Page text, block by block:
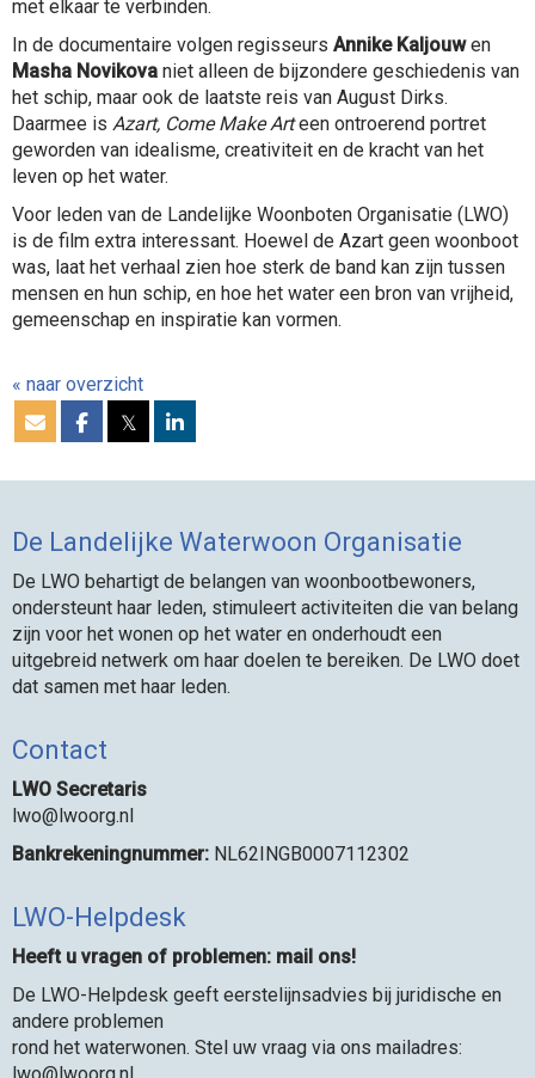
met elkaar te verbinden.
In de documentaire volgen regisseurs Annike Kaljouwen
Masha Novikova niet alleen de bijzondere geschiedenis van
het schip, maar ook de laatste reis van August Dirks.
Daarmee is Azart, Come Make Arteen ontroerend portret
geworden van idealisme, creativiteit en de kracht van het
leven op het water.
Voor leden van de Landelijke Woonboten Organisatie (LWO)
is de film extra interessant. Hoewel de Azart geen woonboot
was, laat het verhaal zien hoe sterk de band kan zijn tussen
mensen en hun schip, en hoe het water een bron van vrijheid,
gemeenschap en inspiratie kan vormen.
« naar overzicht
𝕏
De Landelijke Waterwoon Organisatie
De LWO behartigt de belangen van woonbootbewoners,
ondersteunt haar leden, stimuleert activiteiten die van belang
zijn voor het wonen op het water en onderhoudt een
uitgebreid netwerk om haar doelen te bereiken. De LWO doet
dat samen met haar leden.
Contact
LWO Secretaris
owl@lwoorg.nl
Bankrekeningnummer: NL62INGB0007112302
LWO-Helpdesk
Heeft u vragen of problemen: mail ons!
De LWO-Helpdesk geeft eerstelijnsadvies bij juridische en
andere problemen
rond het waterwonen. Stel uw vraag via ons mailadres: